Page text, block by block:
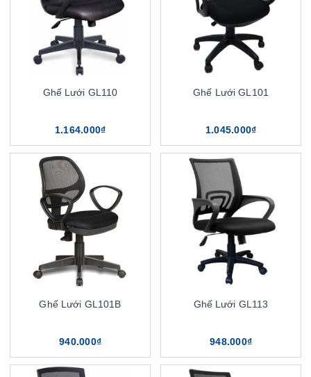
Ghế Lưới GL110
1.164.000₫
Ghế Lưới GL101
1.045.000₫
Ghế Lưới GL101B
940.000₫
Ghế Lưới GL113
948.000₫